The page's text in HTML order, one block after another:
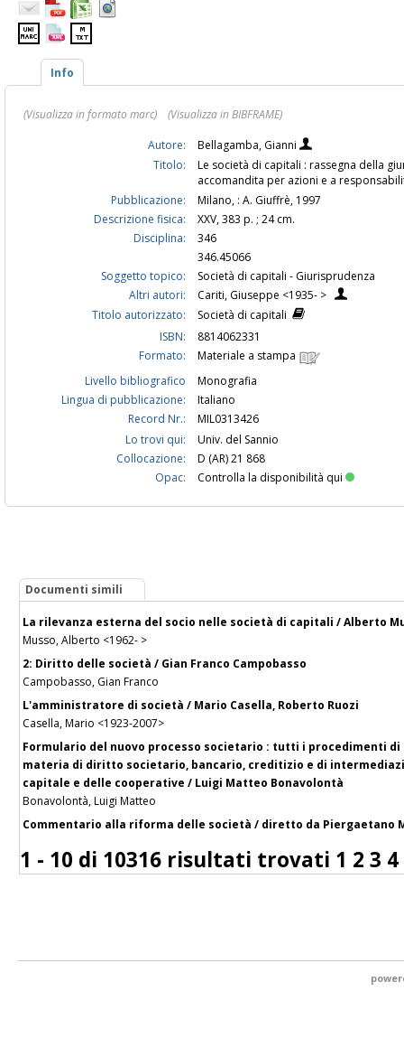
Info
(Visualizza in formato marc)
(Visualizza in BIBFRAME)
Autore:
Bellagamba, Gianni
Titolo:
Le società di capitali : rassegna della
accomandita per azioni e a
Pubblicazione:
Milano, : A. Giuffrè, 1997
Descrizione fisica:
XXV, 383 p. ; 24 cm.
Disciplina:
346
346.45066
Soggetto topico:
Società di capitali - Giurisprudenza
Altri autori:
Cariti, Giuseppe <1935- >
Titolo autorizzato:
Società di capitali
ISBN:
8814062331
Formato:
Materiale a stampa
Livello bibliografico
Monografia
Lingua di pubblicazione:
Italiano
Record Nr.:
MIL0313426
Lo trovi qui:
Univ. del Sannio
Collocazione:
D (AR) 21 868
Opac:
Controlla la disponibilità qui
Documenti simili
La rilevanza esterna del socio nelle società di capitali / Alberto
Musso, Alberto <1962- >
2: Diritto delle società / Gian Franco Campobasso
Campobasso, Gian Franco
L'amministratore di società / Mario Casella, Roberto Ruozi
Casella, Mario <1923-2007>
Formulario del nuovo processo societario : tutti i procedimenti
materia di diritto societario, bancario, creditizio e di
capitale e delle cooperative / Luigi Matteo Bonavolontà
Bonavolontà, Luigi Matteo
Commentario alla riforma delle società / diretto da Piergaetano
1 - 10 di 10316 risultati trovati 1 2 3 4